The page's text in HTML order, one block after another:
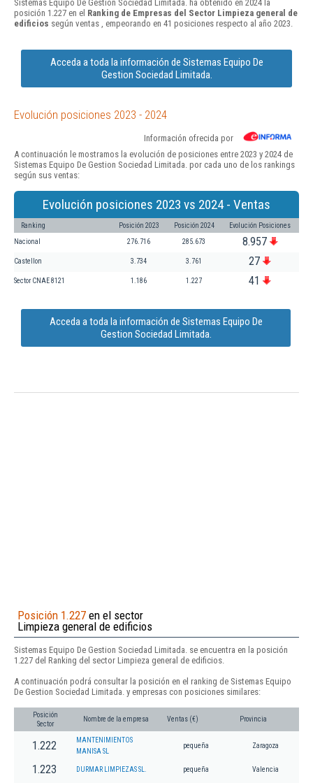
Sistemas Equipo De Gestion Sociedad Limitada. ha obtenido en 2024 la
posición 1.227 en el Ranking de Empresas del Sector Limpieza general de
edificios según ventas , empeorando en 41 posiciones respecto al año 2023.
Acceda a toda la información de Sistemas Equipo De
Gestion Sociedad Limitada.
Evolución posiciones 2023 - 2024
Información ofrecida por
A continuación le mostramos la evolución de posiciones entre 2023 y 2024 de
Sistemas Equipo De Gestion Sociedad Limitada. por cada uno de los rankings
según sus ventas:
Evolución posiciones 2023 vs 2024 - Ventas
Ranking Posición 2023 Posición 2024 Evolución Posiciones
Nacional 276.716 285.673 8.957
Castellon 3.734 3.761 27
Sector CNAE 8121 1.186 1.227 41
Acceda a toda la información de Sistemas Equipo De
Gestion Sociedad Limitada.
Posición 1.227 en el sector
Limpieza general de edificios
Sistemas Equipo De Gestion Sociedad Limitada. se encuentra en la posición
1.227 del Ranking del sector Limpieza general de edificios.
A continuación podrá consultar la posición en el ranking de Sistemas Equipo
De Gestion Sociedad Limitada. y empresas con posiciones similares:
Posición
Sector
Nombre de la empresa Ventas (€) Provincia
1.222
MANTENIMIENTOS
MANISA SL
pequeña Zaragoza
1.223 DURMAR LIMPIEZAS SL. pequeña Valencia